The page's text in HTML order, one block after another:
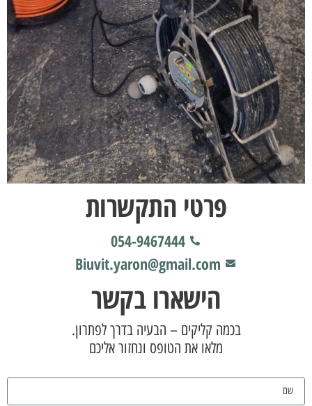
פרטי התקשרות
054-9467444
Biuvit.yaron@gmail.com
הישארו בקשר
בכמה קליקים – הבעיה בדרך לפתרון.
מלאו את הטופס ונחזור אליכם